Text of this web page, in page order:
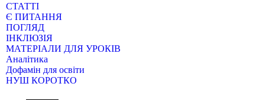
СТАТТІ
Є ПИТАННЯ
ПОГЛЯД
ІНКЛЮЗІЯ
МАТЕРІАЛИ ДЛЯ УРОКІВ
Аналітика
Дофамін для освіти
НУШ КОРОТКО